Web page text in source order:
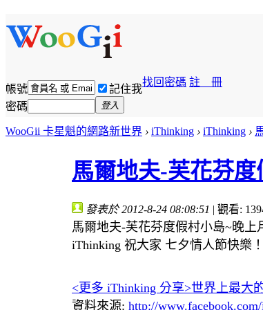
帳號 記住我
找回密碼 註 冊
密碼 登入
WooGii 卡星魁的網路新世界 › iThinking › iThinking ›
馬爾地夫-芙花芬度
發表於 2012-8-24 08:08:51 | 觀看:
馬爾地夫-芙花芬度假村小島~晚上
iThinking 祝大家 七夕情人節快樂！
<更多 iThinking 分享>世界上最大
資料來源: http://